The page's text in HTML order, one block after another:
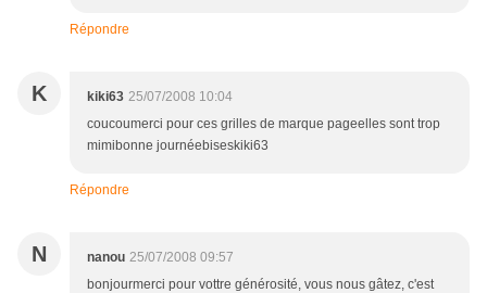
Répondre
K kiki63 25/07/2008 10:04
coucoumerci pour ces grilles de marque pageelles sont trop
mimibonne journéebiseskiki63
Répondre
N nanou 25/07/2008 09:57
bonjourmerci pour vottre générosité, vous nous gâtez, c'est